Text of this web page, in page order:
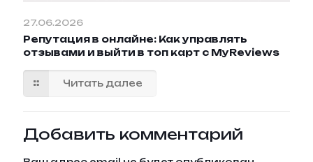
27.06.2026
Репутация в онлайне: Как управлять
отзывами и выйти в топ карт с MyReviews
Читать далее
Добавить комментарий